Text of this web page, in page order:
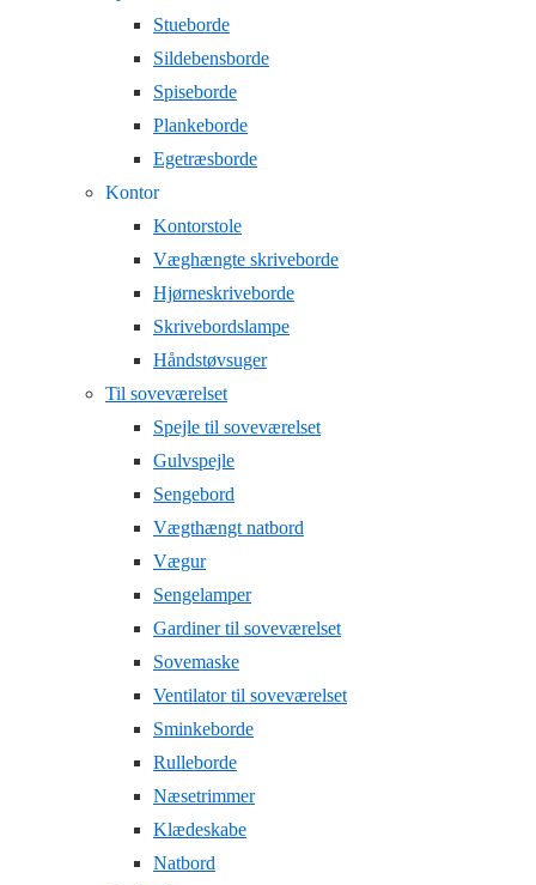
Stueborde
Sildebensborde
Spiseborde
Plankeborde
Egetræsborde
Kontor
Kontorstole
Væghængte skriveborde
Hjørneskriveborde
Skrivebordslampe
Håndstøvsuger
Til soveværelset
Spejle til soveværelset
Gulvspejle
Sengebord
Vægthængt natbord
Vægur
Sengelamper
Gardiner til soveværelset
Sovemaske
Ventilator til soveværelset
Sminkeborde
Rulleborde
Næsetrimmer
Klædeskabe
Natbord